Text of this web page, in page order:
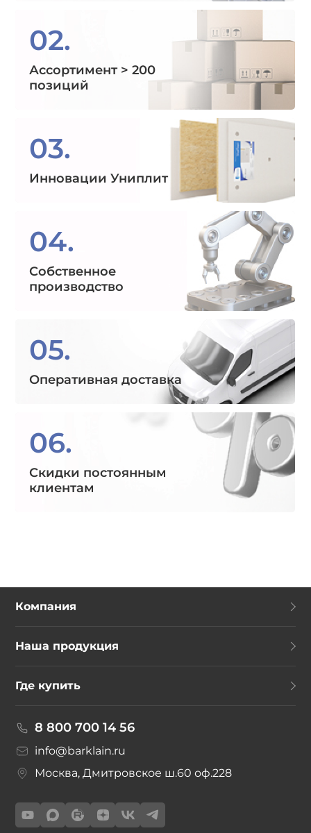
02.
Ассортимент > 200
позиций
03.
Инновации Униплит
04.
Собственное
производство
05.
Оперативная доставка
06.
Скидки постоянным
клиентам
Компания
Наша продукция
Где купить
8 800 700 14 56
info@barklain.ru
Москва, Дмитровское ш.60 оф.228